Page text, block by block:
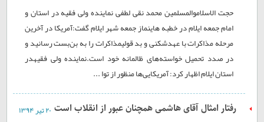
حجت الاسلاموالمسلمین محمد نقی لطفی نماینده ولی فقیه در استان و
امام جمعه ایلام در خطبه هاینماز جمعه شهر ایلام گفت:آمریکا در آخرین
مرحله مذاکرات با عهدشکنی و بد قولیمذاکرات را به بن‌بست رسانید و
در صدد تحمیل خواسته‌های ظالمانه خود است.نماینده ولی فقیهدر
استان ایلام اظهار کرد: آمریکایی‌ها منظور از توا ...
رفتار امثال آقای هاشمی همچنان عبور از انقلاب است ۲۰ تير ۱۳۹۴